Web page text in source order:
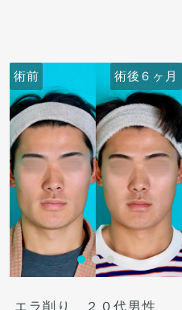
術前 術後４ヶ月
術前 術後６ヶ月
エラ削り ２０代男性